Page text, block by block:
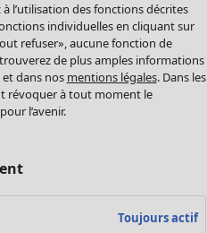
l’utilisation des fonctions décrites
individuelles en cliquant sur
refuser», aucune fonction de
de plus amples informations
dans nos mentions légales. Dans les
révoquer à tout moment le
l’avenir.
Toujours actif